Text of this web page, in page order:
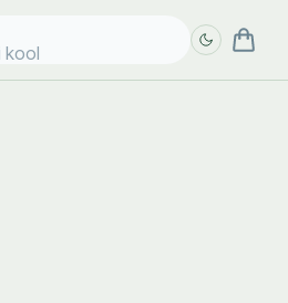
kooli